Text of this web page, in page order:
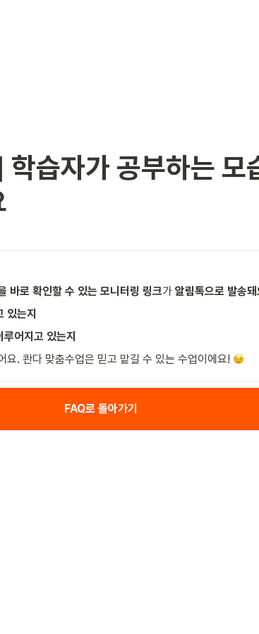
습자가 공부하는 모
바로 확인할 수 있는 모니터링 링크가 알림톡으로 발송
있는지
어지고 있는지
요. 콴다 맞춤수업은 믿고 맡길 수 있는 수업이에요!
FAQ로 돌아가기